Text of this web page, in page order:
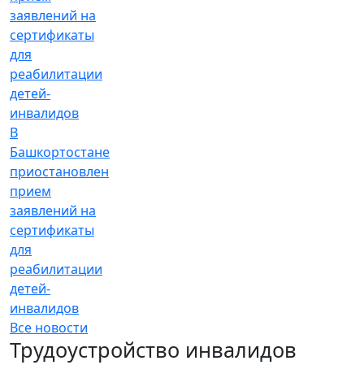
В
Башкортостане
приостановлен
прием
заявлений на
сертификаты
для
реабилитации
детей-
инвалидов
Все новости
Трудоустройство инвалидов